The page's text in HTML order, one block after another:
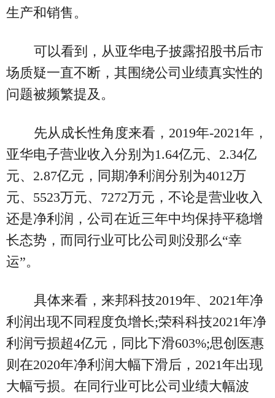
生产和销售。
可以看到，从亚华电子披露招股书后市
场质疑一直不断，其围绕公司业绩真实性的
问题被频繁提及。
先从成长性角度来看，2019年-2021年，
亚华电子营业收入分别为1.64亿元、2.34亿
元、2.87亿元，同期净利润分别为4012万
元、5523万元、7272万元，不论是营业收入
还是净利润，公司在近三年中均保持平稳增
长态势，而同行业可比公司则没那么“幸
运”。
具体来看，来邦科技2019年、2021年净
利润出现不同程度负增长;荣科科技2021年净
利润亏损超4亿元，同比下滑603%;思创医惠
则在2020年净利润大幅下滑后，2021年出现
大幅亏损。在同行业可比公司业绩大幅波